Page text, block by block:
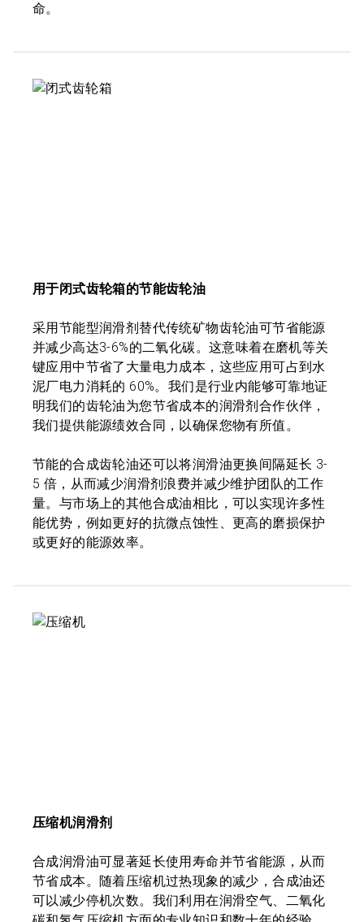
命。
用于闭式齿轮箱的节能齿轮油
采用节能型润滑剂替代传统矿物齿轮油可节省能源
并减少高达3-6%的二氧化碳。这意味着在磨机等关
键应用中节省了大量电力成本，这些应用可占到水
泥厂电力消耗的 60%。我们是行业内能够可靠地证
明我们的齿轮油为您节省成本的润滑剂合作伙伴，
我们提供能源绩效合同，以确保您物有所值。
节能的合成齿轮油还可以将润滑油更换间隔延长 3-
5 倍，从而减少润滑剂浪费并减少维护团队的工作
量。与市场上的其他合成油相比，可以实现许多性
能优势，例如更好的抗微点蚀性、更高的磨损保护
或更好的能源效率。
压缩机润滑剂
合成润滑油可显著延长使用寿命并节省能源，从而
节省成本。随着压缩机过热现象的减少，合成油还
可以减少停机次数。我们利用在润滑空气、二氧化